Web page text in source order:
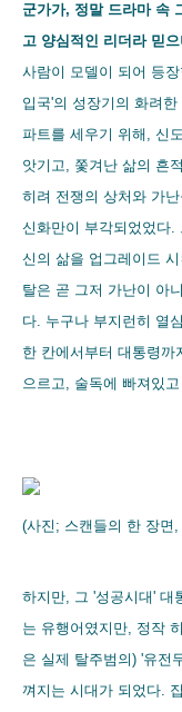
군가가, 정말 드라마 속
고 양심적인 리더라 믿
사람이 모델이 되어 등
입국'의 성장기의 화려
파트를 세우기 위해, 신
앗기고, 쫓겨난 삶의 흔
히려 전쟁의 상처와 가
신화만이 부각되었었다
신의 삶을 업그레이드
탈은 곧 그저 가난이 아
다. 누구나 부지런히 열
한 칸에서부터 대통령
으르고, 술독에 빠져있
(사진; 스캔들의 한 장면,
하지만, 그 '성공시대' 대
는 유행어였지만, 정작
은 실제 탈주범의) '유전
껴지는 시대가 되었다.